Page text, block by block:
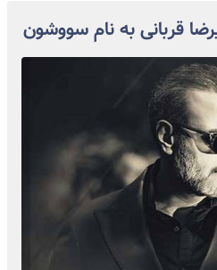
قربانی به نام سووشون